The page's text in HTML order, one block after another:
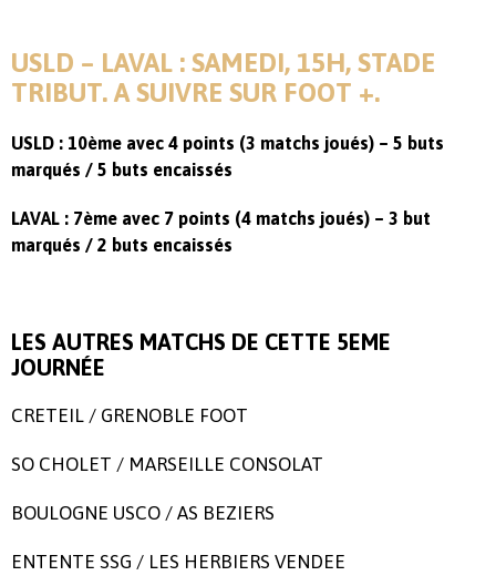
USLD – LAVAL : SAMEDI, 15H, STADE
TRIBUT. A SUIVRE SUR FOOT +.
USLD : 10ème avec 4 points (3 matchs joués) – 5 buts
marqués / 5 buts encaissés
LAVAL : 7ème avec 7 points (4 matchs joués) – 3 but
marqués / 2 buts encaissés
LES AUTRES MATCHS DE CETTE 5EME
JOURNÉE
CRETEIL / GRENOBLE FOOT
SO CHOLET / MARSEILLE CONSOLAT
BOULOGNE USCO / AS BEZIERS
ENTENTE SSG / LES HERBIERS VENDEE